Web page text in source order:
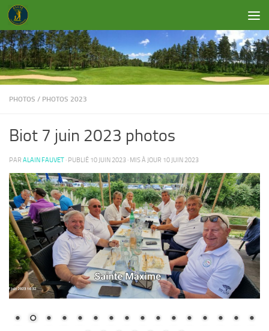
Skip to content
PHOTOS / PHOTOS 2023
Biot 7 juin 2023 photos
PAR ALAIN FAUVET · PUBLIÉ 10 JUIN 2023 · MIS À JOUR 10 JUIN 2023